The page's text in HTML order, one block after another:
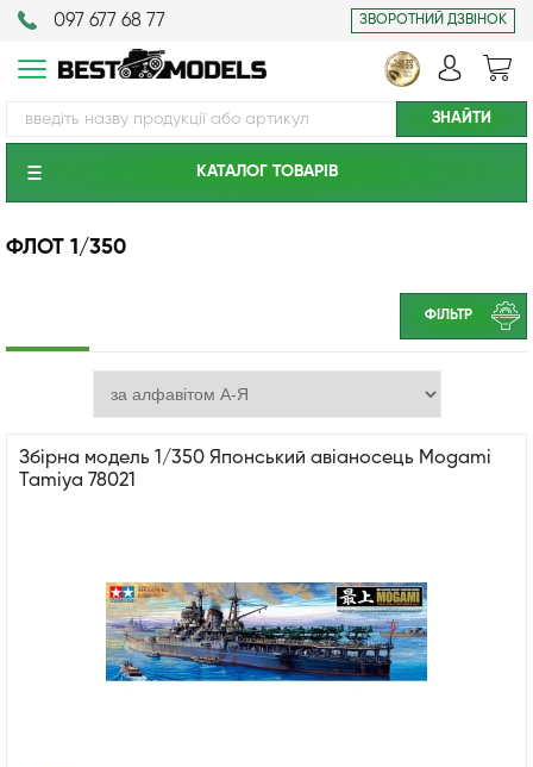
097 677 68 77 ЗВОРОТНИЙ ДЗВІНОК
КАТАЛОГ ТОВАРIВ
ФЛОТ 1/350
ФІЛЬТР
Збірна модель 1/350 Японський авіаносець Mogami
Tamiya 78021